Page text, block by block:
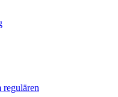
regulären